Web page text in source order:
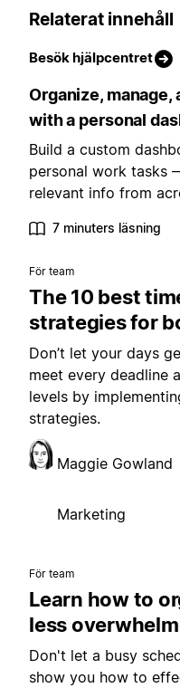
Relaterat innehåll
Besök hjälpcentret
Organize,
with a personal
Build a custom
personal work tasks
relevant info from
7 minuters läsning
För team
The 10 best
strategies for
Don’t let your days
meet every deadline
levels by
strategies.
Maggie Gowland
Marketing
För team
Learn how to
less
Don't let a busy
show you how to